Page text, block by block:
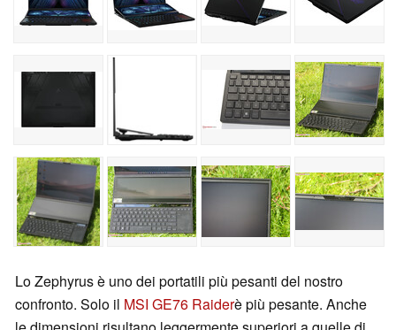
Lo Zephyrus è uno dei portatili più pesanti del nostro
confronto. Solo il MSI GE76 Raiderè più pesante. Anche